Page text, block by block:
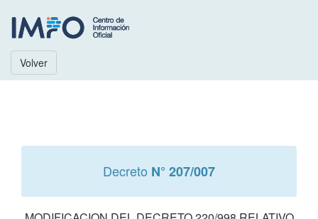
Volver
Decreto N° 207/007